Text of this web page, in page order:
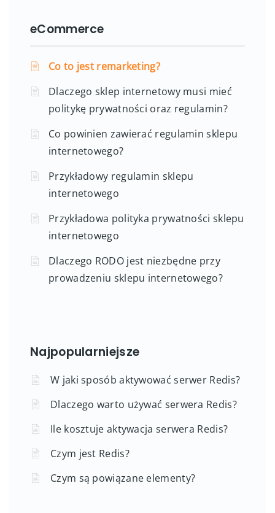
eCommerce
Co to jest remarketing?
Dlaczego sklep internetowy musi mieć
politykę prywatności oraz regulamin?
Co powinien zawierać regulamin sklepu
internetowego?
Przykładowy regulamin sklepu
internetowego
Przykładowa polityka prywatności sklepu
internetowego
Dlaczego RODO jest niezbędne przy
prowadzeniu sklepu internetowego?
Najpopularniejsze
W jaki sposób aktywować serwer Redis?
Dlaczego warto używać serwera Redis?
Ile kosztuje aktywacja serwera Redis?
Czym jest Redis?
Czym są powiązane elementy?